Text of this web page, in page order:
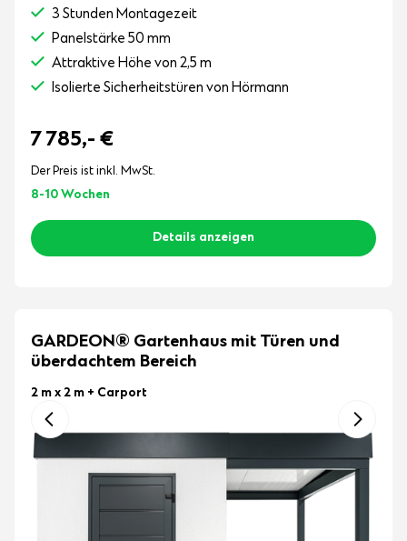
3 Stunden Montagezeit
Panelstärke 50 mm
Attraktive Höhe von 2,5 m
Isolierte Sicherheitstüren von Hörmann
7 785,- €
Der Preis ist inkl. MwSt.
8-10 Wochen
Details anzeigen
GARDEON® Gartenhaus mit Türen und
überdachtem Bereich
2 m x 2 m + Carport